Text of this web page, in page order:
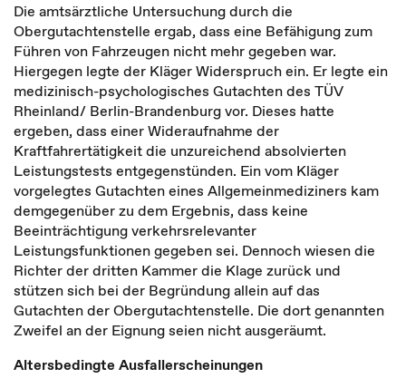
Die amtsärztliche Untersuchung durch die
Obergutachtenstelle ergab, dass eine Befähigung zum
Führen von Fahrzeugen nicht mehr gegeben war.
Hiergegen legte der Kläger Widerspruch ein. Er legte ein
medizinisch-psychologisches Gutachten des TÜV
Rheinland/ Berlin-Brandenburg vor. Dieses hatte
ergeben, dass einer Wideraufnahme der
Kraftfahrertätigkeit die unzureichend absolvierten
Leistungstests entgegenstünden. Ein vom Kläger
vorgelegtes Gutachten eines Allgemeinmediziners kam
demgegenüber zu dem Ergebnis, dass keine
Beeinträchtigung verkehrsrelevanter
Leistungsfunktionen gegeben sei. Dennoch wiesen die
Richter der dritten Kammer die Klage zurück und
stützen sich bei der Begründung allein auf das
Gutachten der Obergutachtenstelle. Die dort genannten
Zweifel an der Eignung seien nicht ausgeräumt.
Altersbedingte Ausfallerscheinungen